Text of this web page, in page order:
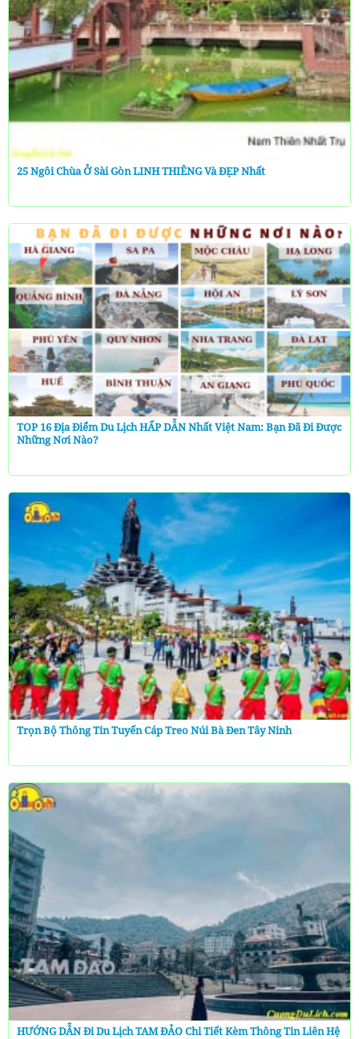
25 Ngôi Chùa Ở Sài Gòn LINH THIÊNG Và ĐẸP Nhất
TOP 16 Địa Điểm Du Lịch HẤP DẪN Nhất Việt Nam: Bạn Đã Đi Được
Những Nơi Nào?
Trọn Bộ Thông Tin Tuyến Cáp Treo Núi Bà Đen Tây Ninh
HƯỚNG DẪN Đi Du Lịch TAM ĐẢO Chi Tiết Kèm Thông Tin Liên Hệ